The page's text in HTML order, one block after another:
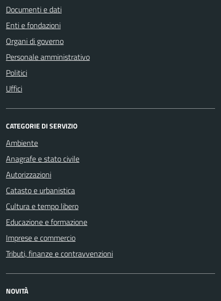
Documenti e dati
Enti e fondazioni
Organi di governo
Personale amministrativo
Politici
Uffici
CATEGORIE DI SERVIZIO
Ambiente
Anagrafe e stato civile
Autorizzazioni
Catasto e urbanistica
Cultura e tempo libero
Educazione e formazione
Imprese e commercio
Tributi, finanze e contravvenzioni
NOVITÀ